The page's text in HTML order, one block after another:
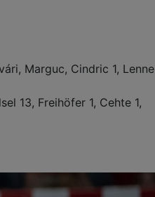
Marguc, Cindric 1, Lenne
13, Freihöfer 1, Cehte 1,